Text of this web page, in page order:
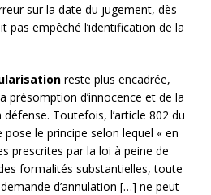
sur la date du jugement, dès
pas empêché l’identification de la
reste plus encadrée,
présomption d’innocence et de la
Toutefois, l’article 802 du
le principe selon lequel « en
prescrites par la loi à peine de
formalités substantielles, toute
d’annulation […] ne peut